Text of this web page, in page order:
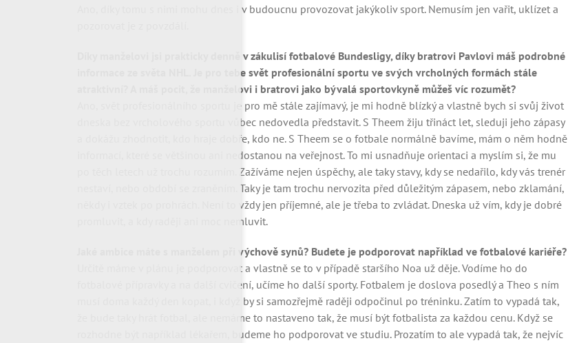
Ano, díky tomu s nimi mohu dnes i v budoucnu provozovat jakýkoliv sport. Nemusím jen vařit, uklízet a
Díky manželovi jsi prakticky denně v zákulisí fotbalové Bundesligy, díky bratrovi Pavlovi máš podrobné
informace ze světa NHL. Je pro tebe svět profesionální sportu ve svých vrcholných formách stále
atraktivní? A máš pocit, že manželovi i bratrovi jako bývalá sportovkyně můžeš víc rozumět?
Ano, svět profesionálního sportu je pro mě stále zajímavý, je mi hodně blízký a vlastně bych si svůj život
dneska bez vrcholového sportu vůbec nedovedla představit. S Theem žiju třináct let, sleduji jeho zápasy
a dokážu zhodnotit, kdo hraje dobře, kdo ne. S Theem se o fotbale normálně bavíme, mám o něm hodně
informací, které se většinou ani nedostanou na veřejnost. To mi usnadňuje orientaci a myslím si, že mu
po těch letech už trochu rozumím. Zažíváme nejen úspěchy, ale taky stavy, kdy se nedařilo, kdy vás trenér
nestaví, nebo období se zraněním. Taky je tam trochu nervozita před důležitým zápasem, nebo zklamání,
někdy i vztek po prohrách. Není to vždy jen příjemné, ale je třeba to zvládat. Dneska už vím, kdy je dobré
promluvit, a kdy raději ani moc nemluvit.
Jaké ambice máte s manželem při výchově synů? Budete je podporovat například ve fotbalové kariéře?
Určitě máme v plánu je podporovat a vlastně se to v případě staršího Noa už děje. Vodíme ho do
fotbalové přípravky a na další cvičení, učíme ho další sporty. Fotbalem je doslova posedlý a Theo s ním
musí doma každý den kopat, i když by si samozřejmě raději odpočinul po tréninku. Zatím to vypadá tak,
že bude taky hrát fotbal, ale nemáme to nastaveno tak, že musí být fotbalista za každou cenu. Když se
rozhodne být například lékařem, budeme ho podporovat ve studiu. Prozatím to ale vypadá tak, že nejvíc